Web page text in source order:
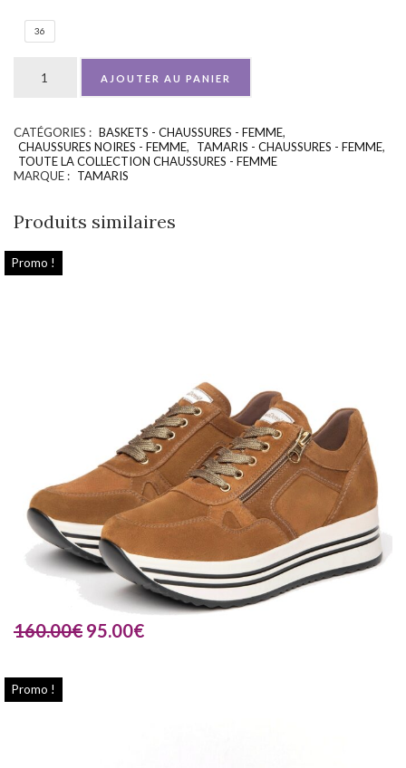
36
AJOUTER AU PANIER
CATÉGORIES : BASKETS - CHAUSSURES - FEMME,
CHAUSSURES NOIRES - FEMME, TAMARIS - CHAUSSURES - FEMME,
TOUTE LA COLLECTION CHAUSSURES - FEMME
MARQUE : TAMARIS
Produits similaires
Promo !
160.00€ 95.00€
Promo !